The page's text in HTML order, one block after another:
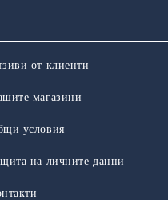
от клиенти
магазини
условия
на личните данни